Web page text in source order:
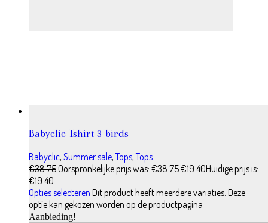
Babyclic Tshirt 3 birds
Babyclic, Summer sale,Tops,Tops
€38.75Oorspronkelijke prijs was: €38.75.€19.40Huidige prijs is:
€19.40.
Opties selecteren Dit product heeft meerdere variaties. Deze
optie kan gekozen worden op de productpagina
Aanbieding!